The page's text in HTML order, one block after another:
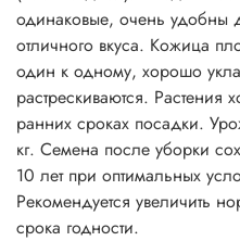
одинаковые, очень удобны
отличного вкуса. Кожица
один к одному, хорошо
растрескиваются.
ранних сроках посадки.
кг. Семена после уборки
10 лет при оптимальных
Рекомендуется увеличить
срока годности.